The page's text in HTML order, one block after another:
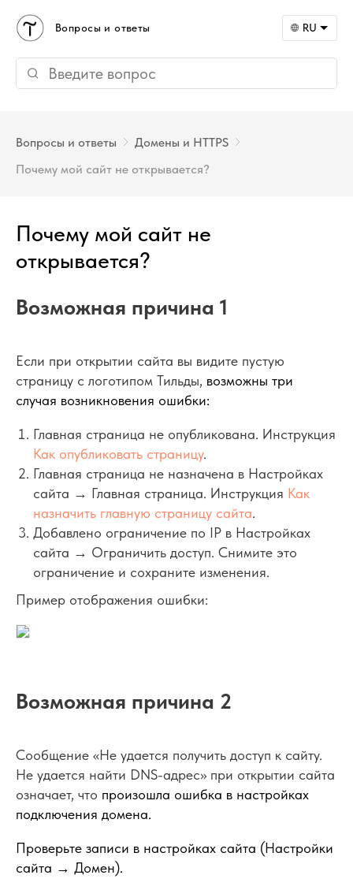
Вопросы и ответы RU
Вопросы и ответы
Домены и HTTPS
Почему мой сайт не открывается?
Почему мой сайт не
открывается?
Возможная причина 1
Если при открытии сайта вы видите пустую
страницу с логотипом Тильды, возможны три
случая возникновения ошибки:
Главная страница не опубликована. Инструкция
Как опубликовать страницу.
Главная страница не назначена в Настройках
сайта → Главная страница. Инструкция Как
назначить главную страницу сайта.
Добавлено ограничение по IP в Настройках
сайта → Ограничить доступ. Снимите это
ограничение и сохраните изменения.
Пример отображения ошибки:
Возможная причина 2
Сообщение «Не удается получить доступ к сайту.
Не удается найти DNS-адрес» при открытии сайта
означает, что произошла ошибка в настройках
подключения домена.
Проверьте записи в настройках сайта (Настройки
сайта → Домен).